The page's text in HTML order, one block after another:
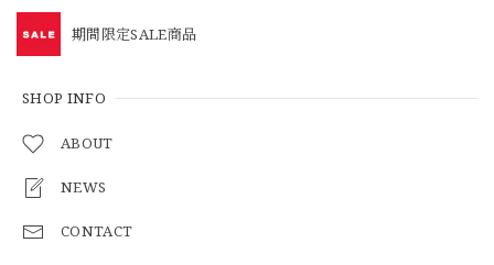
期間限定SALE商品
SHOP INFO
ABOUT
NEWS
CONTACT